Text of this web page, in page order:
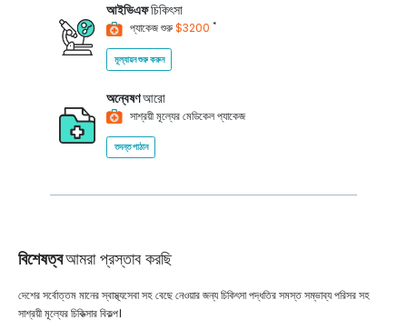
আইভিএফচিকিৎসা
প্যাকেজ শুরু$3200 *
মূল্যায়ন শুরু করুন
অন্বেষণআরো
সাশ্রয়ী মূল্যের মেডিকেল প্যাকেজ
তদন্ত পাঠান
বিশেষত্বআমরা প্রস্তাব করছি
দেশের সর্বোত্তম মানের স্বাস্থ্যসেবা সহ বেছে নেওয়ার জন্য চিকিৎসা পদ্ধতির সমস্ত সম্ভাব্য পরিসর সহ
সাশ্রয়ী মূল্যের চিকিত্সার বিকল্প।